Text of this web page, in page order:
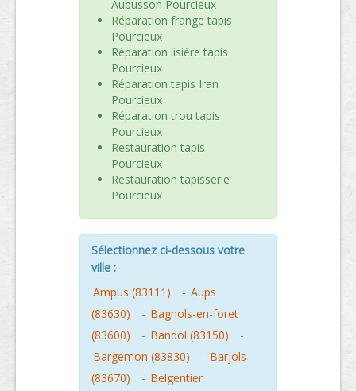
Aubusson Pourcieux
Réparation frange tapis
Pourcieux
Réparation lisière tapis
Pourcieux
Réparation tapis Iran
Pourcieux
Réparation trou tapis
Pourcieux
Restauration tapis
Pourcieux
Restauration tapisserie
Pourcieux
Sélectionnez ci-dessous votre
ville :
Ampus (83111)
- Aups
(83630)
- Bagnols-en-foret
(83600)
- Bandol (83150)
-
Bargemon (83830)
- Barjols
(83670)
- Belgentier